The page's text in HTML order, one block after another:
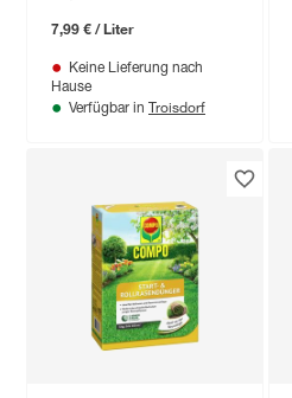
7,99 € / Liter
Keine Lieferung nach
Hause
Verfügbar in Troisdorf